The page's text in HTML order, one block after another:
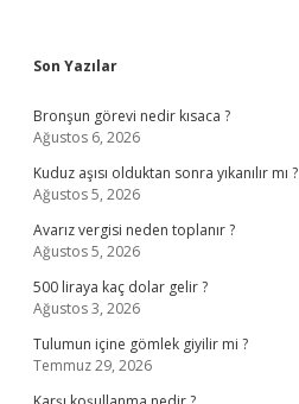
Sidebar
Son Yazılar
Bronşun görevi nedir kısaca ?
Ağustos 6, 2026
Kuduz aşısı olduktan sonra yıkanılır mı ?
Ağustos 5, 2026
Avarız vergisi neden toplanır ?
Ağustos 5, 2026
500 liraya kaç dolar gelir ?
Ağustos 3, 2026
Tulumun içine gömlek giyilir mi ?
Temmuz 29, 2026